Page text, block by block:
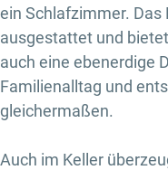
ein Schlafzimmer.
ausgestattet und
auch eine ebenerdige
Familienalltag und
gleichermaßen.
Auch im Keller